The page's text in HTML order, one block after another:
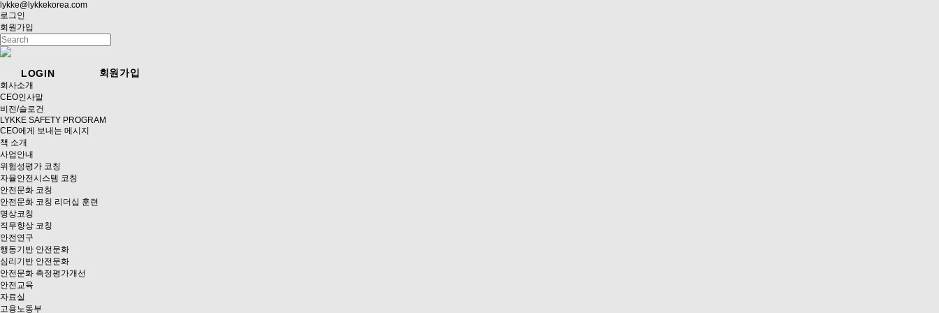
lykke@lykkekorea.com
로그인
회원가입
LOGIN 회원가입
회사소개
CEO인사말
비전/슬로건
LYKKE SAFETY PROGRAM
CEO에게 보내는 메시지
책 소개
사업안내
위험성평가 코칭
자율안전시스템 코칭
안전문화 코칭
안전문화 코칭 리더십 훈련
명상코칭
직무향상 코칭
안전연구
행동기반 안전문화
심리기반 안전문화
안전문화 측정평가개선
안전교육
자료실
고용노동부